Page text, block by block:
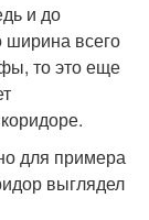
и до
ширина всего
то это еще
для примера
выглядел